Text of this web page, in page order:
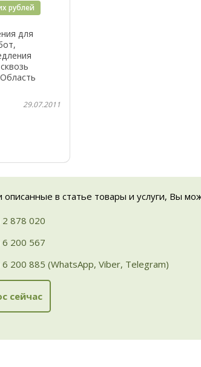
рублей
для
и наружных
...
29.07.2011
описанные в статье товары и услуги, Вы
878 020
200 567
200 885 (WhatsApp, Viber, Telegram)
сейчас